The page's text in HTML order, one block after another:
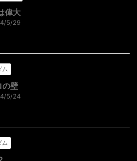
偉大
5/29
ム
の壁
5/24
ム